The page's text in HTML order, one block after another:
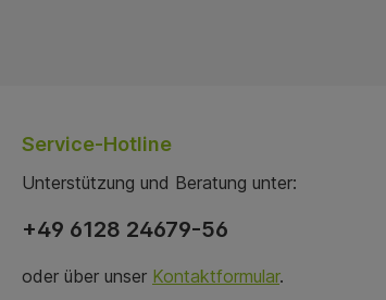
Service-Hotline
Unterstützung und Beratung unter:
+49 6128 24679-56
oder über unser Kontaktformular.